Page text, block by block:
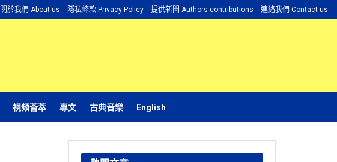
關於我們 About us 隱私條款 Privacy Policy 提供新聞 Authors contributions 連絡我們 Contact us
視頻薈萃 專文 古典音樂 English